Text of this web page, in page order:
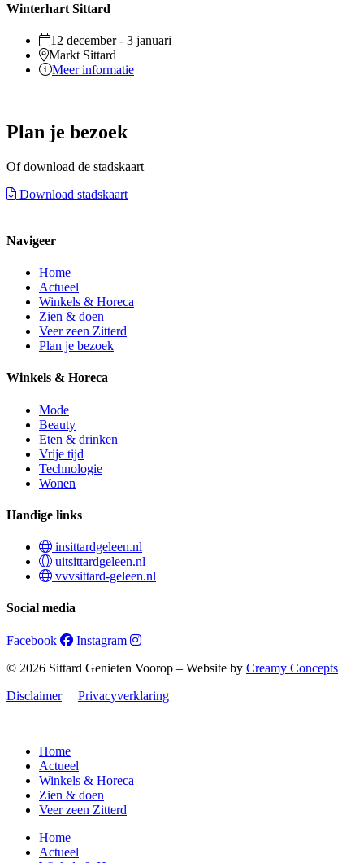
Winterhart Sittard
12 december - 3 januari
Markt Sittard
Meer informatie
Plan je bezoek
Of download de stadskaart
Download stadskaart
Navigeer
Home
Actueel
Winkels & Horeca
Zien & doen
Veer zeen Zitterd
Plan je bezoek
Winkels & Horeca
Mode
Beauty
Eten & drinken
Vrije tijd
Technologie
Wonen
Handige links
insittardgeleen.nl
uitsittardgeleen.nl
vvvsittard-geleen.nl
Social media
Facebook
Instagram
© 2026 Sittard Genieten Voorop – Website by Creamy Concepts
Disclaimer
Privacyverklaring
Home
Actueel
Winkels & Horeca
Zien & doen
Veer zeen Zitterd
Home
Actueel